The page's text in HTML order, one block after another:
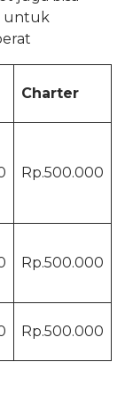
untuk
Charter
Rp.500.000
Rp.500.000
Rp.500.000